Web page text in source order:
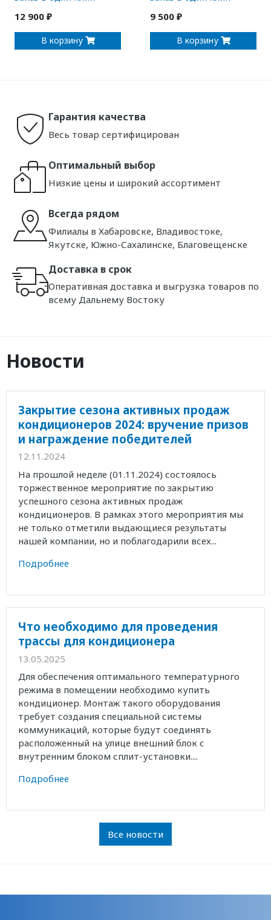
12 900 ₽
В корзину
9 500 ₽
В корзину
Гарантия качества
Весь товар сертифицирован
Оптимальный выбор
Низкие цены и широкий ассортимент
Всегда рядом
Филиалы в Хабаровске, Владивостоке,
Якутске, Южно-Сахалинске, Благовещенске
Доставка в срок
Оперативная доставка и выгрузка товаров по
всему Дальнему Востоку
Новости
Закрытие сезона активных продаж
кондиционеров 2024: вручение призов
и награждение победителей
12.11.2024
На прошлой неделе (01.11.2024) состоялось
торжественное мероприятие по закрытию
успешного сезона активных продаж
кондиционеров. В рамках этого мероприятия мы
не только отметили выдающиеся результаты
нашей компании, но и поблагодарили всех...
Подробнее
Что необходимо для проведения
трассы для кондиционера
13.05.2025
Для обеспечения оптимального температурного
режима в помещении необходимо купить
кондиционер. Монтаж такого оборудования
требует создания специальной системы
коммуникаций, которые будут соединять
расположенный на улице внешний блок с
внутренним блоком сплит-установки....
Подробнее
Все новости